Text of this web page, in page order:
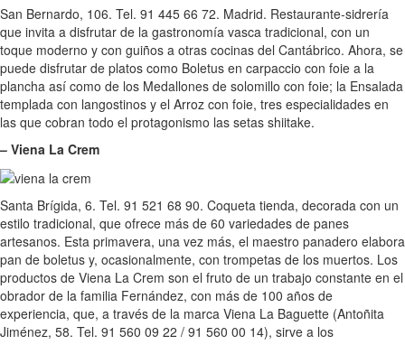
San Bernardo, 106. Tel. 91 445 66 72. Madrid. Restaurante-sidrería
que invita a disfrutar de la gastronomía vasca tradicional, con un
toque moderno y con guiños a otras cocinas del Cantábrico. Ahora, se
puede disfrutar de platos como Boletus en carpaccio con foie a la
plancha así como de los Medallones de solomillo con foie; la Ensalada
templada con langostinos y el Arroz con foie, tres especialidades en
las que cobran todo el protagonismo las setas shiitake.
– Viena La Crem
Santa Brígida, 6. Tel. 91 521 68 90. Coqueta tienda, decorada con un
estilo tradicional, que ofrece más de 60 variedades de panes
artesanos. Esta primavera, una vez más, el maestro panadero elabora
pan de boletus y, ocasionalmente, con trompetas de los muertos. Los
productos de Viena La Crem son el fruto de un trabajo constante en el
obrador de la familia Fernández, con más de 100 años de
experiencia, que, a través de la marca Viena La Baguette (Antoñita
Jiménez, 58. Tel. 91 560 09 22 / 91 560 00 14), sirve a los